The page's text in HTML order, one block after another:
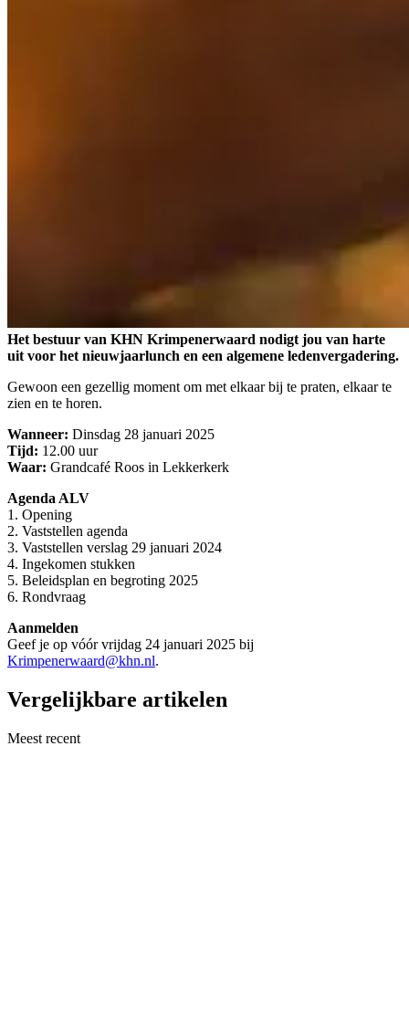
Het bestuur van KHN Krimpenerwaard nodigt jou van harte
uit voor het nieuwjaarlunch en een algemene ledenvergadering.
Gewoon een gezellig moment om met elkaar bij te praten, elkaar te
zien en te horen.
Wanneer: Dinsdag 28 januari 2025
Tijd: 12.00 uur
Waar: Grandcafé Roos in Lekkerkerk
Agenda ALV
1. Opening
2. Vaststellen agenda
3. Vaststellen verslag 29 januari 2024
4. Ingekomen stukken
5. Beleidsplan en begroting 2025
6. Rondvraag
Aanmelden
Geef je op vóór vrijdag 24 januari 2025 bij
Krimpenerwaard@khn.nl.
Vergelijkbare artikelen
Meest recent